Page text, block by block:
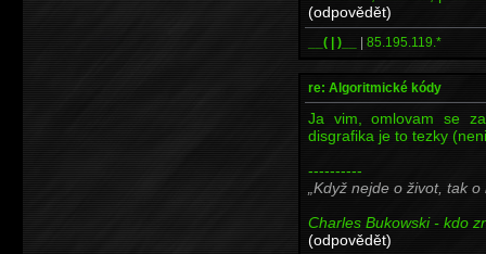
(odpovědět)
__( | )__ | 85.195.119.*
re: Algoritmické kódy
Ja vim, omlovam se
disgrafika je to tezky
----------
Když nejde o život, tak o
Charles Bukowski - kdo
(odpovědět)